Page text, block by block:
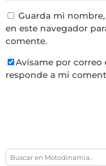
Guarda mi
en este navegador
comente.
Avísame por
responde a mi